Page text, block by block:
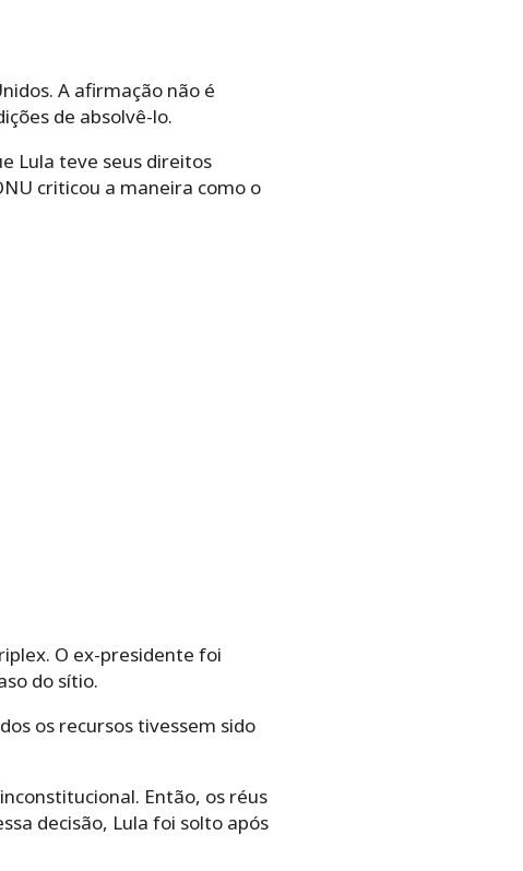
A afirmação não é
de absolvê-lo.
Lula teve seus direitos
criticou a maneira como o
O ex-presidente foi
do sítio.
os recursos tivessem sido
Então, os réus
decisão, Lula foi solto após